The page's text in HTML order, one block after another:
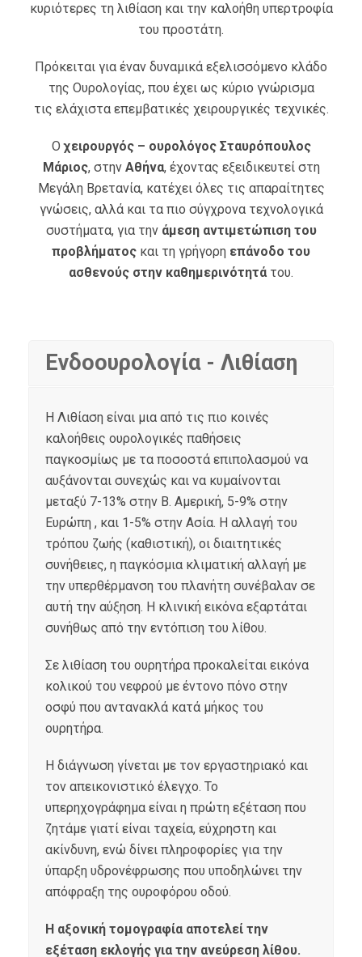
κυριότερες τη λιθίαση και την καλοήθη υπερτροφία
του προστάτη.
Πρόκειται για έναν δυναμικά εξελισσόμενο κλάδο
της Ουρολογίας, που έχει ως κύριο γνώρισμα
τις ελάχιστα επεμβατικές χειρουργικές τεχνικές.
Οχειρουργός – ουρολόγος Σταυρόπουλος
Μάριος, στην Αθήνα, έχοντας εξειδικευτεί στη
Μεγάλη Βρετανία, κατέχει όλες τις απαραίτητες
γνώσεις, αλλά και τα πιο σύγχρονα τεχνολογικά
συστήματα, για την άμεση αντιμετώπιση του
προβλήματος και τη γρήγορη επάνοδο του
ασθενούς στην καθημερινότητά του.
Ενδοουρολογία - Λιθίαση
Η Λιθίαση είναι μια από τις πιο κοινές
καλοήθεις ουρολογικές παθήσεις
παγκοσμίως με τα ποσοστά επιπολασμού να
αυξάνονται συνεχώς και να κυμαίνονται
μεταξύ 7-13% στην Β. Αμερική, 5-9% στην
Ευρώπη , και 1-5% στην Ασία. Η αλλαγή του
τρόπου ζωής (καθιστική), οι διαιτητικές
συνήθειες, η παγκόσμια κλιματική αλλαγή με
την υπερθέρμανση του πλανήτη συνέβαλαν σε
αυτή την αύξηση. Η κλινική εικόνα εξαρτάται
συνήθως από την εντόπιση του λίθου.
Σε λιθίαση του ουρητήρα προκαλείται εικόνα
κολικού του νεφρού με έντονο πόνο στην
οσφύ που αντανακλά κατά μήκος του
ουρητήρα.
Η διάγνωση γίνεται με τον εργαστηριακό και
τον απεικονιστικό έλεγχο. Το
υπερηχογράφημα είναι η πρώτη εξέταση που
ζητάμε γιατί είναι ταχεία, εύχρηστη και
ακίνδυνη, ενώ δίνει πληροφορίες για την
ύπαρξη υδρονέφρωσης που υποδηλώνει την
απόφραξη της ουροφόρου οδού.
Η αξονική τομογραφία αποτελεί την
εξέταση εκλογής για την ανεύρεση λίθου.